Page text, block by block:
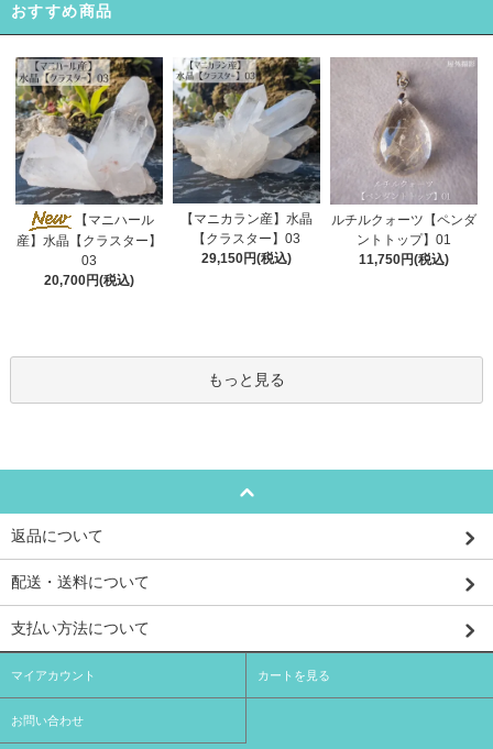
おすすめ商品
【マニハール
産】水晶【クラスター】
03
20,700円(税込)
【マニカラン産】水晶
【クラスター】03
29,150円(税込)
ルチルクォーツ【ペンダ
ントトップ】01
11,750円(税込)
もっと見る
返品について
配送・送料について
支払い方法について
マイアカウント カートを見る
お問い合わせ